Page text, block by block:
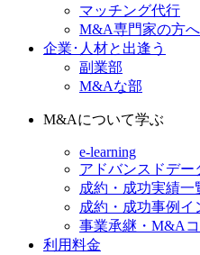
マッチング代行
M&A専門家の方へ
企業･人材と出逢う
副業部
M&Aな部
M&Aについて学ぶ
e-learning
アドバンスドデー
成約・成功実績一
成約・成功事例イ
事業承継・M&A
利用料金